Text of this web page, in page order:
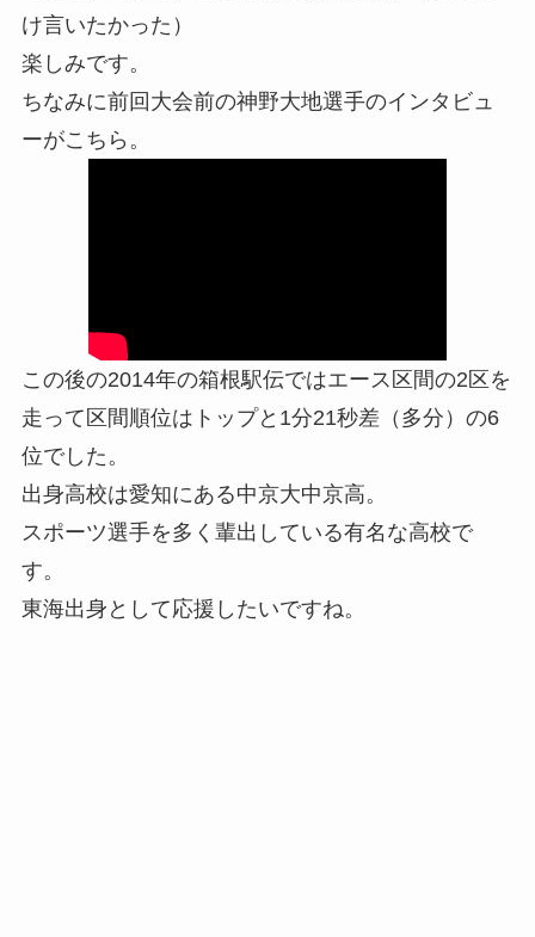
け言いたかった）
楽しみです。
ちなみに前回大会前の神野大地選手のインタビュ
ーがこちら。
この後の2014年の箱根駅伝ではエース区間の2区を
走って区間順位はトップと1分21秒差（多分）の6
位でした。
出身高校は愛知にある中京大中京高。
スポーツ選手を多く輩出している有名な高校で
す。
東海出身として応援したいですね。